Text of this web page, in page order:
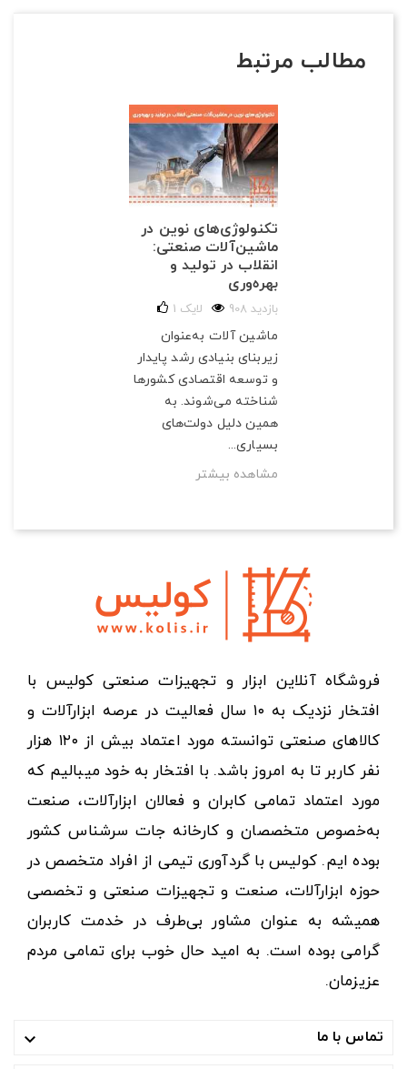
مطالب مرتبط
تکنولوژی‌های نوین در
ماشین‌آلات صنعتی:
انقلاب در تولید و
بهره‌وری
908 بازدید 1 لایک
ماشین آلات به‌عنوان
زیربنای بنیادی رشد پایدار
و توسعه اقتصادی کشورها
شناخته می‌شوند. به
همین دلیل دولت‌های
بسیاری...
مشاهده بیشتر
فروشگاه آنلاین ابزار و تجهیزات صنعتی کولیس با
افتخار نزدیک به ۱۰ سال فعالیت در عرصه ابزارآلات و
کالاهای صنعتی توانسته مورد اعتماد بیش از ۱۲۰ هزار
نفر کاربر تا به امروز باشد. با افتخار به خود میبالیم که
مورد اعتماد تمامی کابران و فعالان ابزارآلات، صنعت
به‌خصوص متخصصان و کارخانه جات سرشناس کشور
بوده ایم. کولیس با گردآوری تیمی از افراد متخصص در
حوزه ابزارآلات، صنعت و تجهیزات صنعتی و تخصصی
همیشه به عنوان مشاور بی‌طرف در خدمت کاربران
گرامی بوده است. به امید حال خوب برای تمامی مردم
عزیزمان.
تماس با ما 